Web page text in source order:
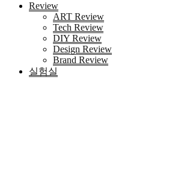
Review
ART Review
Tech Review
DIY Review
Design Review
Brand Review
실험실